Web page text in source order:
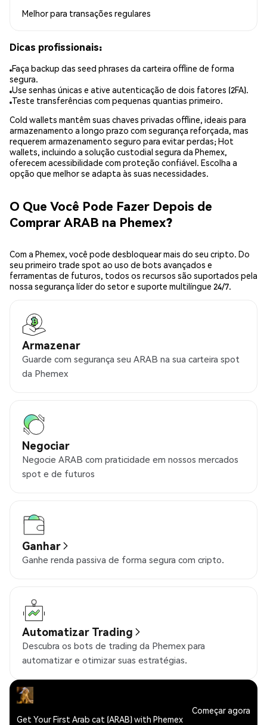
Melhor para transações regulares
Dicas profissionais:
Faça backup das seed phrases da carteira offline de forma
segura.
Use senhas únicas e ative autenticação de dois fatores (2FA).
Teste transferências com pequenas quantias primeiro.
Cold wallets mantêm suas chaves privadas offline, ideais para
armazenamento a longo prazo com segurança reforçada, mas
requerem armazenamento seguro para evitar perdas; Hot
wallets, incluindo a solução custodial segura da Phemex,
oferecem acessibilidade com proteção confiável. Escolha a
opção que melhor se adapta às suas necessidades.
O Que Você Pode Fazer Depois de
Comprar ARAB na Phemex?
Com a Phemex, você pode desbloquear mais do seu cripto. Do
seu primeiro trade spot ao uso de bots avançados e
ferramentas de futuros, todos os recursos são suportados pela
nossa segurança líder do setor e suporte multilíngue 24/7.
Armazenar
Guarde com segurança seu ARAB na sua carteira spot
da Phemex
Negociar
Negocie ARAB com praticidade em nossos mercados
spot e de futuros
Ganhar
Ganhe renda passiva de forma segura com cripto.
Automatizar Trading
Descubra os bots de trading da Phemex para
automatizar e otimizar suas estratégias.
Get Your First Arab cat (ARAB) with Phemex
Começar agora